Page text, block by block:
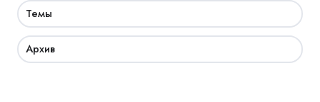
Темы
Архив